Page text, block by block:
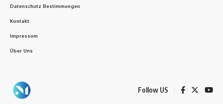
Datenschutz Bestimmungen
Kontakt
Impressum
Über Uns
Follow US